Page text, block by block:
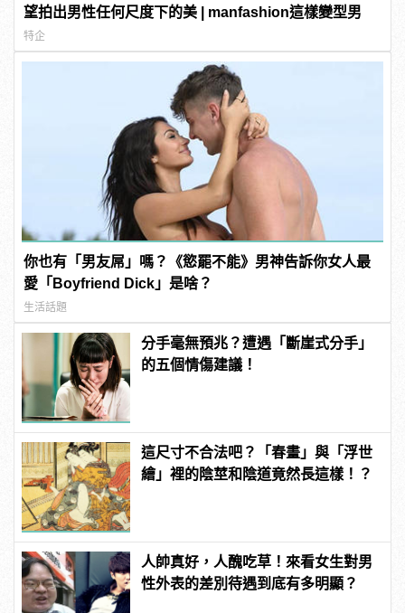
望拍出男性任何尺度下的美 | manfashion這樣變型男
特企
你也有「男友屌」嗎？《慾罷不能》男神告訴你女人最
愛「Boyfriend Dick」是啥？
生活話題
分手毫無預兆？遭遇「斷崖式分手」
的五個情傷建議！
這尺寸不合法吧？「春畫」與「浮世
繪」裡的陰莖和陰道竟然長這樣！？
人帥真好，人醜吃草！來看女生對男
性外表的差別待遇到底有多明顯？